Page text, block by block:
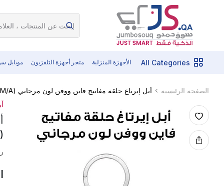
All Categories الأجهزة المنزلية متجر أجهزة التلفزيون موبايل
الصفحة الرئيسية أبل إيرتاغ حلقة مفاتيح فاين ووفن لون مرجاني (MT2M3ZM/A)
(MT2M3ZM/A)